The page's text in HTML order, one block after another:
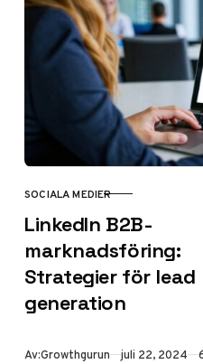
KATEGORI
SOCIALA MEDIER
LinkedIn B2B-
marknadsföring:
Strategier för lead
generation
Av:Growthgurun Publicerad
juli 22, 2024